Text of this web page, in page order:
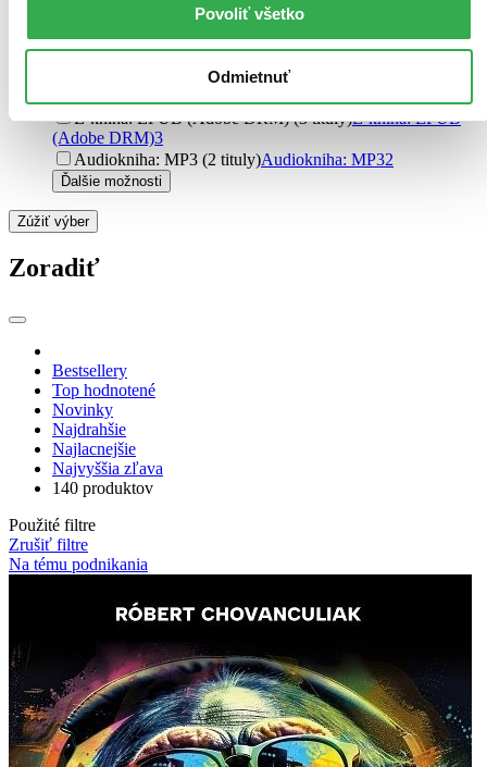
Povoliť všetko
Odmietnuť
E-kniha: PDF (23 titulov)E-kniha: PDF23
E-kniha: EPUB (21 titulov)E-kniha: EPUB
E-kniha: EPUB (Adobe DRM) (3 tituly)E-kniha: EPUB
(Adobe DRM)3
Audiokniha: MP3 (2 tituly)Audiokniha: MP32
Ďalšie možnosti
Zúžiť výber
Zoradiť
Bestsellery
Top hodnotené
Novinky
Najdrahšie
Najlacnejšie
Najvyššia zľava
140 produktov
Použité filtre
Zrušiť filtre
Na tému podnikania